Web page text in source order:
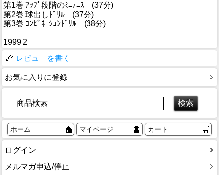
第1巻 ｱｯﾌﾟ段階のﾐﾆﾃﾆｽ (37分)
第2巻 球出しﾄﾞﾘﾙ (37分)
第3巻 ｺﾝﾋﾞﾈｰｼｮﾝﾄﾞﾘﾙ (38分)
1999.2
レビューを書く
お気に入りに登録
商品検索
ホーム マイページ カート
ログイン
メルマガ申込/停止